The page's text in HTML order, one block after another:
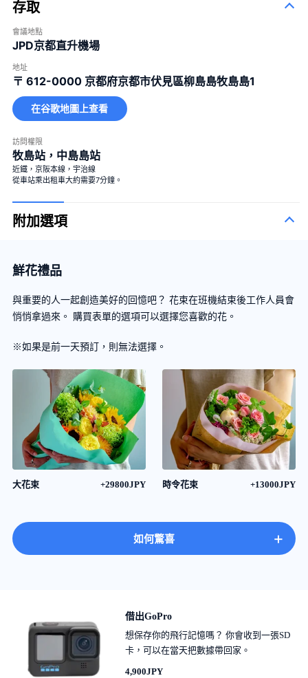
存取
會議地點
JPD京都直升機場
地址
〒 612-0000 京都府京都市伏見區柳島島牧島島1
在谷歌地圖上查看
訪問權限
牧島站，中島島站
近鐵，京阪本線，宇治線
從車站乘出租車大約需要7分鐘。
附加選項
鮮花禮品
與重要的人一起創造美好的回憶吧？ 花束在班機結束後工作人員會
悄悄拿過來。 購買表單的選項可以選擇您喜歡的花。
※如果是前一天預訂，則無法選擇。
大花束 +29800JPY 時令花束 +13000JPY
如何驚喜 +
借出GoPro
想保存你的飛行記憶嗎？ 你會收到一張SD
卡，可以在當天把數據帶回家。
4,900JPY